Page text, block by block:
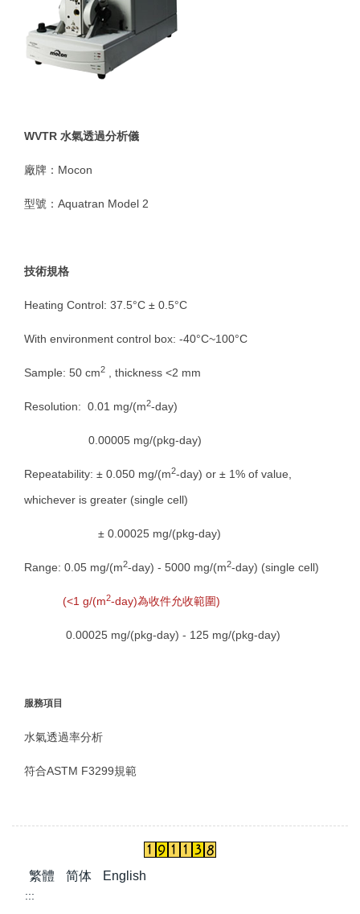
WVTR 水氣透過分析儀
廠牌：Mocon
型號：Aquatran Model 2
技術規格
Heating Control: 37.5°C ± 0.5°C
With environment control box: -40°C~100°C
Sample: 50 cm2 , thickness <2 mm
Resolution: 0.01 mg/(m2-day)
0.00005 mg/(pkg-day)
Repeatability: ± 0.050 mg/(m2-day) or ± 1% of value,
whichever is greater (single cell)
± 0.00025 mg/(pkg-day)
Range: 0.05 mg/(m2-day) - 5000 mg/(m2-day) (single cell)
(<1 g/(m2-day)為收件允收範圍)
0.00025 mg/(pkg-day) - 125 mg/(pkg-day)
服務項目
水氣透過率分析
符合ASTM F3299規範
繁體 简体 English
:::